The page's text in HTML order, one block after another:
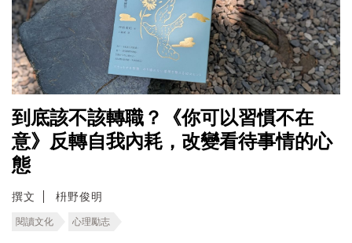
到底該不該轉職？《你可以習慣不在
意》反轉自我內耗，改變看待事情的心
態
撰文 枡野俊明
閱讀文化 心理勵志